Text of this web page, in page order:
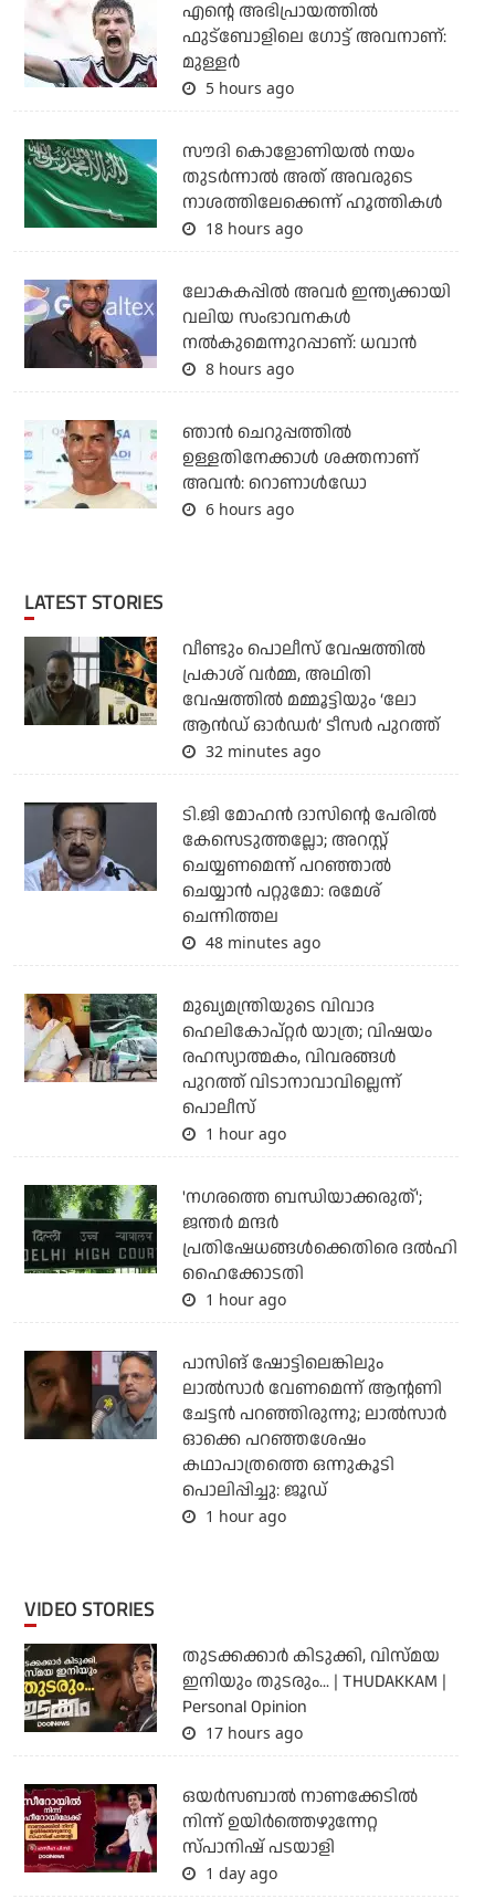
എന്റെ അഭിപ്രായത്തില്‍
ഫുട്‌ബോളിലെ ഗോട്ട് അവനാണ്:
മുള്ളര്‍
5 hours ago
സൗദി കൊളോണിയല്‍ നയം
തുടര്‍ന്നാല്‍ അത് അവരുടെ
നാശത്തിലേക്കെന്ന് ഹൂത്തികള്‍
18 hours ago
ലോകകപ്പിൽ അവര്‍ ഇന്ത്യക്കായി
വലിയ സംഭാവനകള്‍
നല്‍കുമെന്നുറപ്പാണ്: ധവാന്‍
8 hours ago
ഞാന്‍ ചെറുപ്പത്തില്‍
ഉള്ളതിനേക്കാള്‍ ശക്തനാണ്
അവന്‍: റൊണാള്‍ഡോ
6 hours ago
LATEST STORIES
വീണ്ടും പൊലീസ് വേഷത്തിൽ
പ്രകാശ് വർമ്മ, അഥിതി
വേഷത്തിൽ മമ്മൂട്ടിയും ‘ലോ
ആൻഡ് ഓർഡർ’ ടീസർ പുറത്ത്
32 minutes ago
ടി.ജി മോഹന്‍ ദാസിന്റെ പേരില്‍
കേസെടുത്തല്ലോ; അറസ്റ്റ്
ചെയ്യണമെന്ന് പറഞ്ഞാല്‍
ചെയ്യാന്‍ പറ്റുമോ: രമേശ്
ചെന്നിത്തല
48 minutes ago
മുഖ്യമന്ത്രിയുടെ വിവാദ
ഹെലികോപ്റ്റര്‍ യാത്ര; വിഷയം
രഹസ്യാത്മകം, വിവരങ്ങള്‍
പുറത്ത് വിടാനാവാവില്ലെന്ന്
പൊലീസ്
1 hour ago
'നഗരത്തെ ബന്ധിയാക്കരുത്';
ജന്തര്‍ മന്ദര്‍
പ്രതിഷേധങ്ങള്‍ക്കെതിരെ ദല്‍ഹി
ഹൈക്കോടതി
1 hour ago
പാസിങ് ഷോട്ടിലെങ്കിലും
ലാല്‍സാര്‍ വേണമെന്ന് ആന്റണി
ചേട്ടന്‍ പറഞ്ഞിരുന്നു; ലാല്‍സാര്‍
ഓക്കെ പറഞ്ഞശേഷം
കഥാപാത്രത്തെ ഒന്നുകൂടി
പൊലിപ്പിച്ചു: ജൂഡ്
1 hour ago
VIDEO STORIES
തുടക്കക്കാര്‍ കിടുക്കി, വിസ്മയ
ഇനിയും തുടരും... | THUDAKKAM |
Personal Opinion
17 hours ago
ഒയര്‍സബാൽ നാണക്കേടിൽ
നിന്ന് ഉയിർത്തെഴുന്നേറ്റ
സ്പാനിഷ് പടയാളി
1 day ago